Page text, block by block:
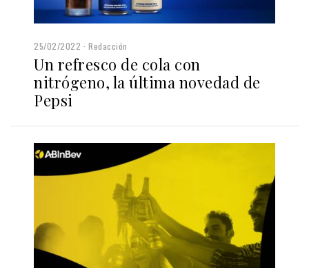
25/02/2022 Redacción
Un refresco de cola con
nitrógeno, la última novedad de
Pepsi